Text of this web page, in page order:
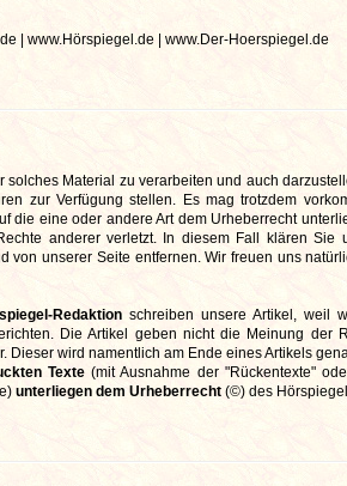
| www.Hörspiegel.de | www.Der-Hoerspiegel.de
solches Material zu verarbeiten und auch
zur Verfügung stellen. Es mag trotzdem
die eine oder andere Art dem Urheberrecht
anderer verletzt. In diesem Fall klären Sie
von unserer Seite entfernen. Wir freuen uns
Redaktion schreiben unsere Artikel, weil
Die Artikel geben nicht die Meinung der
Dieser wird namentlich am Ende eines Artikels
Texte(mit Ausnahme der "Rückentexte"
unterliegen dem Urheberrecht (©) des